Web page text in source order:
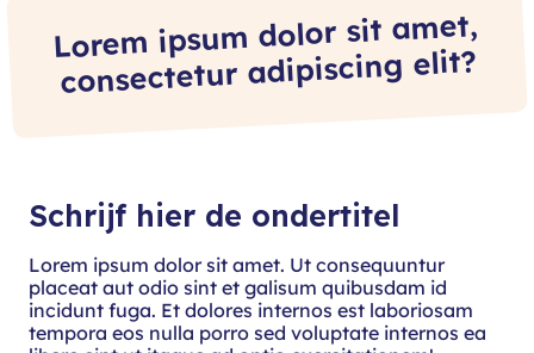
Lorem ipsum dolor sit amet,
consectetur adipiscing elit?
Schrijf hier de ondertitel
Lorem ipsum dolor sit amet. Ut consequuntur
placeat aut odio sint et galisum quibusdam id
incidunt fuga. Et dolores internos est laboriosam
tempora eos nulla porro sed voluptate internos ea